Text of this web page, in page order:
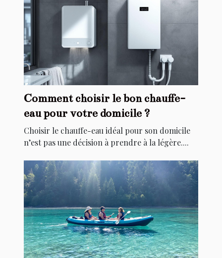
Comment choisir le bon chauffe-
eau pour votre domicile ?
Choisir le chauffe-eau idéal pour son domicile
n’est pas une décision à prendre à la légère....